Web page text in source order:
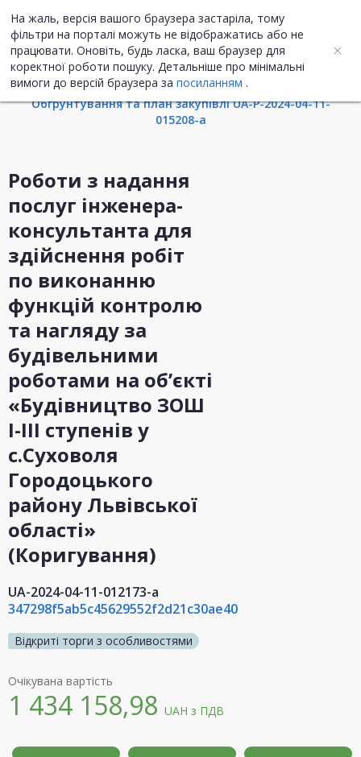
На жаль, версія вашого браузера застаріла, тому
фільтри на порталі можуть не відображатись або не
працювати. Оновіть, будь ласка, ваш браузер для
коректної роботи пошуку. Детальніше про мінімальні
вимоги до версій браузера за посиланням .
UA ENG
Інформація про закупівлю
Обгрунтування та план закупівлі UA-P-2024-04-11-
015208-a
Роботи з надання
послуг інженера-
консультанта для
здійснення робіт
по виконанню
функцій контролю
та нагляду за
будівельними
роботами на об’єкті
«Будівництво ЗОШ
І-ІІІ ступенів у
с.Суховоля
Городоцького
району Львівської
області»
(Коригування)
UA-2024-04-11-012173-a
347298f5ab5c45629552f2d21c30ae40
Відкриті торги з особливостями
Очікувана вартість
1 434 158,98 UAH з ПДВ